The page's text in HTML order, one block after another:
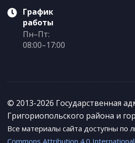
График
работы
Пн–Пт:
08:00–17:00
© 2013-2026 Государственная
Григориопольского района и
Все материалы сайта доступны по
Commons Attribution 4.0 International